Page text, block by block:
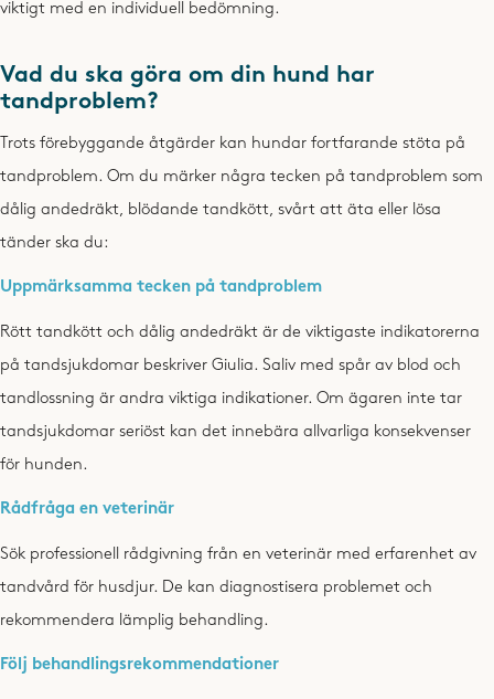
viktigt med en individuell bedömning.
Vad du ska göra om din hund har
tandproblem?
Trots förebyggande åtgärder kan hundar fortfarande stöta på
tandproblem. Om du märker några tecken på tandproblem som
dålig andedräkt, blödande tandkött, svårt att äta eller lösa
tänder ska du:
Uppmärksamma tecken på tandproblem
Rött tandkött och dålig andedräkt är de viktigaste indikatorerna
på tandsjukdomar beskriver Giulia. Saliv med spår av blod och
tandlossning är andra viktiga indikationer. Om ägaren inte tar
tandsjukdomar seriöst kan det innebära allvarliga konsekvenser
för hunden.
Rådfråga en veterinär
Sök professionell rådgivning från en veterinär med erfarenhet av
tandvård för husdjur. De kan diagnostisera problemet och
rekommendera lämplig behandling.
Följ behandlingsrekommendationer